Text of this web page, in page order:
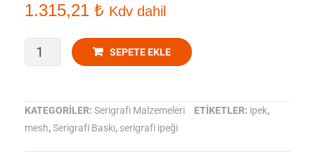
1.315,21 ₺ Kdv dahil
Serigrafi
İpeği
150-
SEPETE EKLE
KATEGORILER: Serigrafi Malzemeleri ETIKETLER: ipek,
mesh,Serigrafi Baskı, serigrafi ipeği